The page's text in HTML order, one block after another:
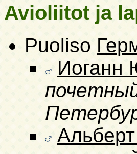
Avioliitot ja
Puoliso
Иоганн